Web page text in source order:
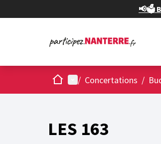
📢🗳️
AccueilMenu principal
/ Concertations /
LES 163